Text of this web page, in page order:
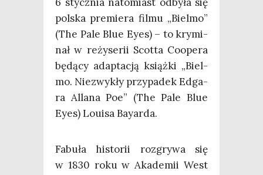
pol­ska pre­mie­ra fil­mu „Biel­mo”
(The Pale Blue Eyes) – to kry­mi­
nał w reży­se­rii Scot­ta Coope­ra
będą­cy adap­ta­cją książ­ki „Biel­
mo. Nie­zwy­kły przy­pa­dek Edga­
ra Alla­na Poe” (The Pale Blue
Eyes) Louisa Bayarda.
Fabu­ła histo­rii roz­gry­wa się
w 1830 roku w Aka­de­mii West